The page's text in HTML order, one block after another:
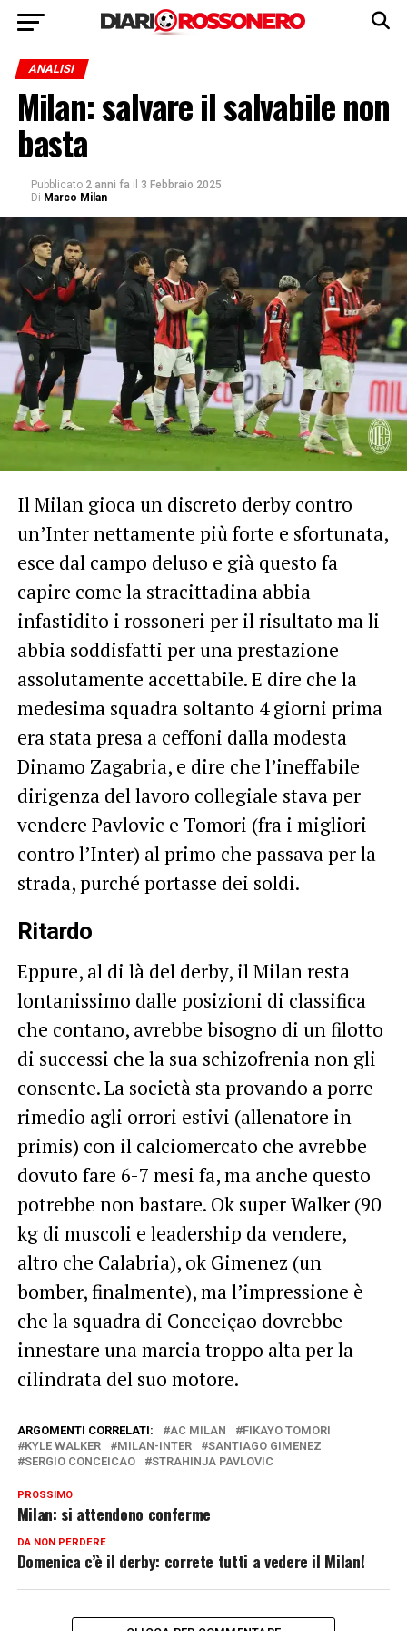
ANALISI
Milan: salvare il salvabile non
basta
Pubblicato 2 anni fa il 3 Febbraio 2025
Di Marco Milan
Il Milan gioca un discreto derby contro
un’Inter nettamente più forte e sfortunata,
esce dal campo deluso e già questo fa
capire come la stracittadina abbia
infastidito i rossoneri per il risultato ma li
abbia soddisfatti per una prestazione
assolutamente accettabile. E dire che la
medesima squadra soltanto 4 giorni prima
era stata presa a ceffoni dalla modesta
Dinamo Zagabria, e dire che l’ineffabile
dirigenza del lavoro collegiale stava per
vendere Pavlovic e Tomori (fra i migliori
contro l’Inter) al primo che passava per la
strada, purché portasse dei soldi.
Ritardo
Eppure, al di là del derby, il Milan resta
lontanissimo dalle posizioni di classifica
che contano, avrebbe bisogno di un filotto
di successi che la sua schizofrenia non gli
consente. La società sta provando a porre
rimedio agli orrori estivi (allenatore in
primis) con il calciomercato che avrebbe
dovuto fare 6-7 mesi fa, ma anche questo
potrebbe non bastare. Ok super Walker (90
kg di muscoli e leadership da vendere,
altro che Calabria), ok Gimenez (un
bomber, finalmente), ma l’impressione è
che la squadra di Conceiçao dovrebbe
innestare una marcia troppo alta per la
cilindrata del suo motore.
ARGOMENTI CORRELATI: AC MILAN
FIKAYO TOMORI
KYLE WALKER
MILAN-INTER
SANTIAGO GIMENEZ
SERGIO CONCEICAO
STRAHINJA PAVLOVIC
PROSSIMO
Milan: si attendono conferme
DA NON PERDERE
Domenica c’è il derby: correte tutti a vedere il Milan!